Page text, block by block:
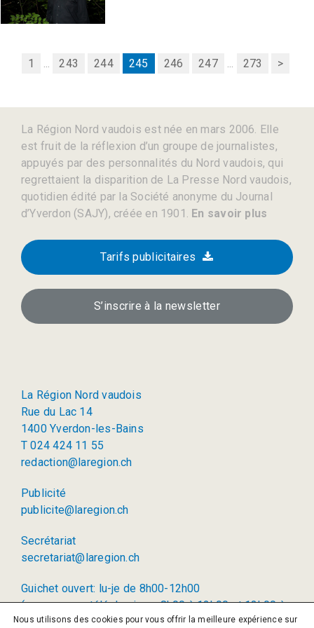
1 ... 243 244 245 246 247 ... 273 >
La Région Nord vaudois est née en mars 2006. Elle
est fruit de la réflexion d’un groupe de journalistes,
appuyés par des personnalités du Nord vaudois, qui
regrettaient la disparition de La Presse Nord vaudois,
quotidien édité par la Société anonyme du Journal
d’Yverdon (SAJY), créée en 1901. En savoir plus
Tarifs publicitaires
S’inscrire à la newsletter
La Région Nord vaudois
Rue du Lac 14
1400 Yverdon-les-Bains
T 024 424 11 55
redaction@laregion.ch
Publicité
publicite@laregion.ch
Secrétariat
secretariat@laregion.ch
Guichet ouvert: lu-je de 8h00-12h00
(permanence téléphonique: 8h00 à 12h00 et 13h00 à
17h00)
Nous utilisons des cookies pour vous offrir la meilleure expérience sur